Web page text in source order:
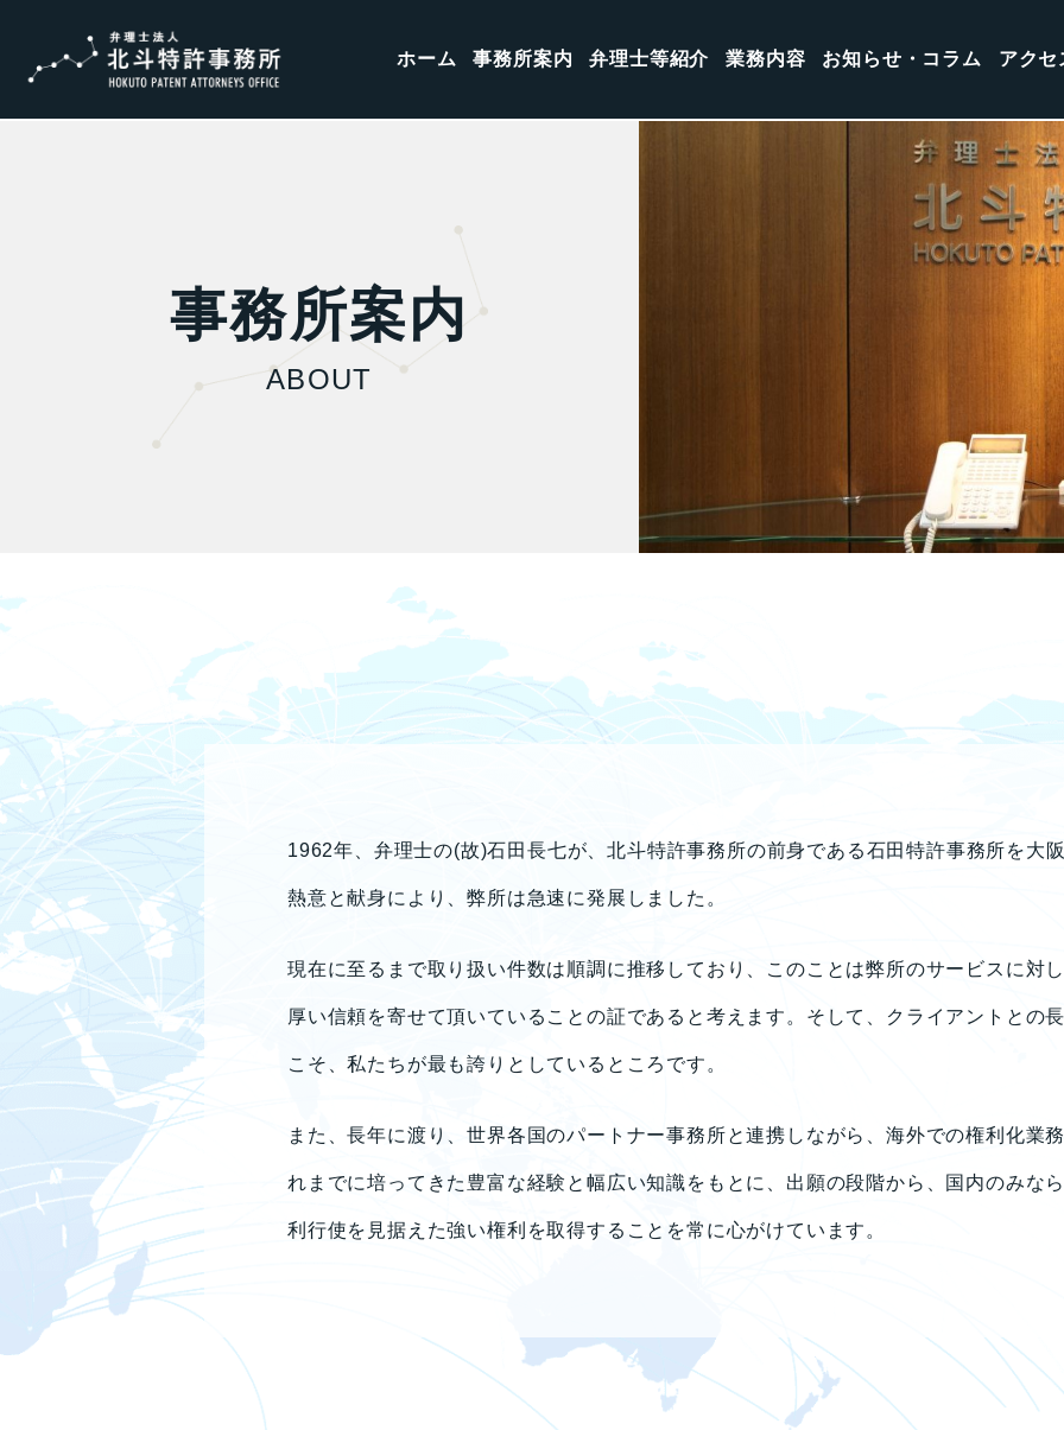
ホーム 事務所案内 弁理士等紹介 業務内容 お知らせ・コラム アクセ
事務所案内
ABOUT
1962年、弁理士の(故)石田長七が、北斗特許事務所の前身である石田特許事務所を大
熱意と献身により、弊所は急速に発展しました。
現在に至るまで取り扱い件数は順調に推移しており、このことは弊所のサービスに対
厚い信頼を寄せて頂いていることの証であると考えます。そして、クライアントとの
こそ、私たちが最も誇りとしているところです。
また、長年に渡り、世界各国のパートナー事務所と連携しながら、海外での権利化業
れまでに培ってきた豊富な経験と幅広い知識をもとに、出願の段階から、国内のみな
利行使を見据えた強い権利を取得することを常に心がけています。